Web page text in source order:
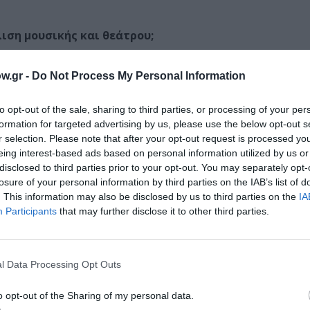
- Do Not Process My Personal Information
opt-out of the sale, sharing to third parties, or processing of your
for targeted advertising by us, please use the below opt-out
selection. Please note that after your opt-out request is processed
interest-based ads based on personal information utilized by us
to third parties prior to your opt-out. You may separately
of your personal information by third parties on the IAB’s list of
This information may also be disclosed by us to third parties on the
Participants that may further disclose it to other third parties.
Data Processing Opt Outs
opt-out of the Sharing of my personal data.
μουσικής και θεάτρου;
ευτυχία. Μια ολοκληρωμένη εμπειρία.
σας με τον Ηλία Καρελλά;
Τόσο ο Ηλίας Καρελλάς, όσο και η Αντιγόνη Γύρα
κατά κάποιο τρόπο κομμάτια του εαυτού
όπως χαρακτηρίζεται, κυρία Πιρς, την οποία
αυτόνομη, μοναχική αλλά και πολύ πληγωμένη και
του εαυτού τους σε αυτήν.
τα παιδιά ως προς το καίριο ζήτημα της
να γίνουν χαρακτηριστικές των σύγχρονων